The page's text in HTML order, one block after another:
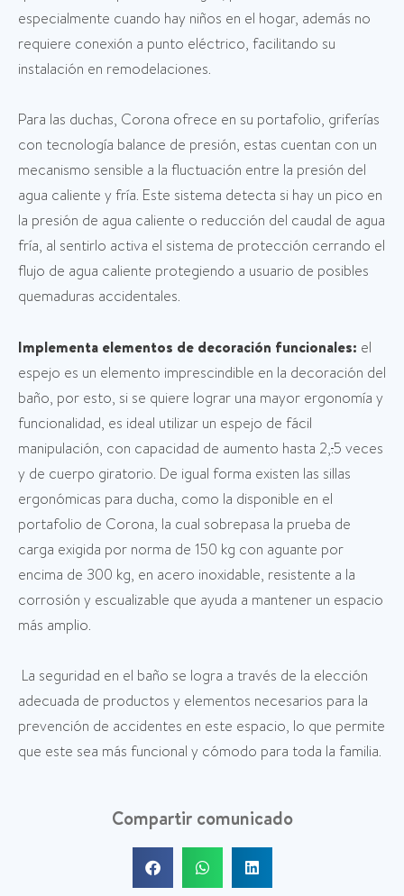
especialmente cuando hay niños en el hogar, además no
requiere conexión a punto eléctrico, facilitando su
instalación en remodelaciones.
Para las duchas, Corona ofrece en su portafolio, griferías
con tecnología balance de presión, estas cuentan con un
mecanismo sensible a la fluctuación entre la presión del
agua caliente y fría. Este sistema detecta si hay un pico en
la presión de agua caliente o reducción del caudal de agua
fría, al sentirlo activa el sistema de protección cerrando el
flujo de agua caliente protegiendo a usuario de posibles
quemaduras accidentales.
Implementa elementos de decoración funcionales: el
espejo es un elemento imprescindible en la decoración del
baño, por esto, si se quiere lograr una mayor ergonomía y
funcionalidad, es ideal utilizar un espejo de fácil
manipulación, con capacidad de aumento hasta 2,.5 veces
y de cuerpo giratorio. De igual forma existen las sillas
ergonómicas para ducha, como la disponible en el
portafolio de Corona, la cual sobrepasa la prueba de
carga exigida por norma de 150 kg con aguante por
encima de 300 kg, en acero inoxidable, resistente a la
corrosión y escualizable que ayuda a mantener un espacio
más amplio.
La seguridad en el baño se logra a través de la elección
adecuada de productos y elementos necesarios para la
prevención de accidentes en este espacio, lo que permite
que este sea más funcional y cómodo para toda la familia.
Compartir comunicado